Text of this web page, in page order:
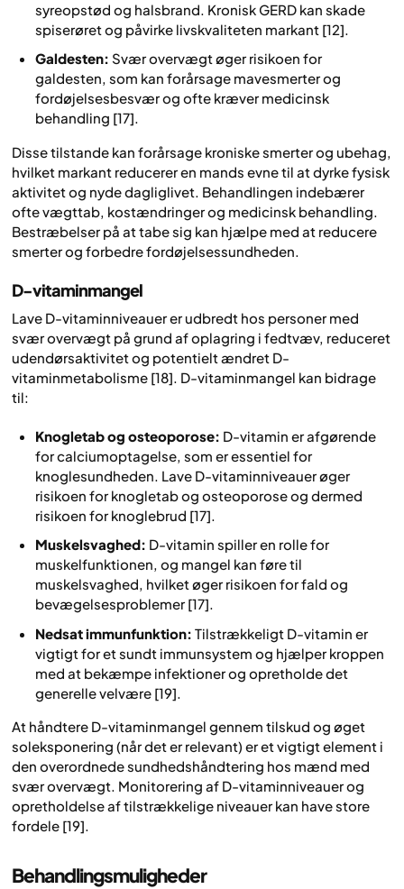
syreopstød og halsbrand. Kronisk GERD kan skade
spiserøret og påvirke livskvaliteten markant [12].
Galdesten: Svær overvægt øger risikoen for
galdesten, som kan forårsage mavesmerter og
fordøjelsesbesvær og ofte kræver medicinsk
behandling [17].
Disse tilstande kan forårsage kroniske smerter og ubehag,
hvilket markant reducerer en mands evne til at dyrke fysisk
aktivitet og nyde dagliglivet. Behandlingen indebærer
ofte vægttab, kostændringer og medicinsk behandling.
Bestræbelser på at tabe sig kan hjælpe med at reducere
smerter og forbedre fordøjelsessundheden.
D-vitaminmangel
Lave D-vitaminniveauer er udbredt hos personer med
svær overvægt på grund af oplagring i fedtvæv, reduceret
udendørsaktivitet og potentielt ændret D-
vitaminmetabolisme [18]. D-vitaminmangel kan bidrage
til:
Knogletab og osteoporose: D-vitamin er afgørende
for calciumoptagelse, som er essentiel for
knoglesundheden. Lave D-vitaminniveauer øger
risikoen for knogletab og osteoporose og dermed
risikoen for knoglebrud [17].
Muskelsvaghed: D-vitamin spiller en rolle for
muskelfunktionen, og mangel kan føre til
muskelsvaghed, hvilket øger risikoen for fald og
bevægelsesproblemer [17].
Nedsat immunfunktion: Tilstrækkeligt D-vitamin er
vigtigt for et sundt immunsystem og hjælper kroppen
med at bekæmpe infektioner og opretholde det
generelle velvære [19].
At håndtere D-vitaminmangel gennem tilskud og øget
soleksponering (når det er relevant) er et vigtigt element i
den overordnede sundhedshåndtering hos mænd med
svær overvægt. Monitorering af D-vitaminniveauer og
opretholdelse af tilstrækkelige niveauer kan have store
fordele [19].
Behandlingsmuligheder